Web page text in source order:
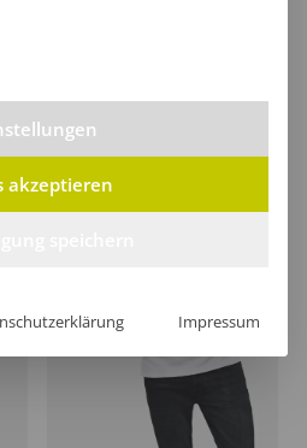
akzeptieren
Impressum